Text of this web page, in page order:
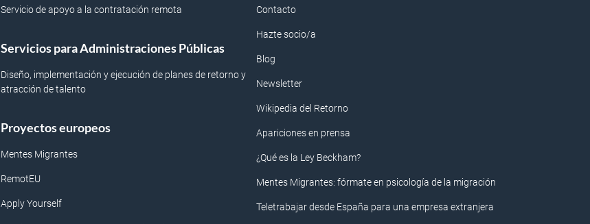
Servicio de apoyo a la contratación remota
Servicios para Administraciones Públicas
Diseño, implementación y ejecución de planes de retorno y
atracción de talento
Proyectos europeos
Mentes Migrantes
RemotEU
Apply Yourself
Contacto
Hazte socio/a
Blog
Newsletter
Wikipedia del Retorno
Apariciones en prensa
¿Qué es la Ley Beckham?
Mentes Migrantes: fórmate en psicología de la migración
Teletrabajar desde España para una empresa extranjera